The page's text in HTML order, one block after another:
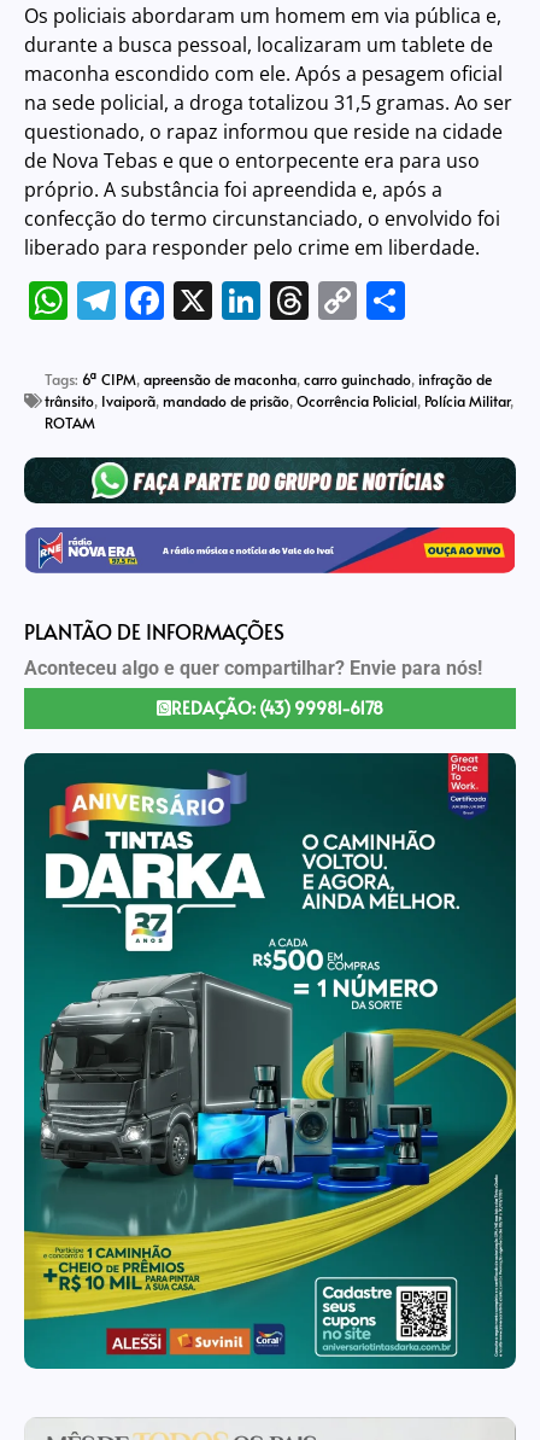
Os policiais abordaram um homem em via pública e,
durante a busca pessoal, localizaram um tablete de
maconha escondido com ele. Após a pesagem oficial
na sede policial, a droga totalizou 31,5 gramas. Ao ser
questionado, o rapaz informou que reside na cidade
de Nova Tebas e que o entorpecente era para uso
próprio. A substância foi apreendida e, após a
confecção do termo circunstanciado, o envolvido foi
liberado para responder pelo crime em liberdade.
WhatsApp
Telegram
Facebook
X LinkedIn
Threads
Copy
Tags: 6ª CIPM,apreensão de maconha,carro guinchado, infração de
trânsito, Ivaiporã,mandado de prisão,Ocorrência Policial, Polícia Militar,
ROTAM
PLANTÃO DE INFORMAÇÕES
Aconteceu algo e quer compartilhar? Envie para nós!
REDAÇÃO: (43) 99981-6178